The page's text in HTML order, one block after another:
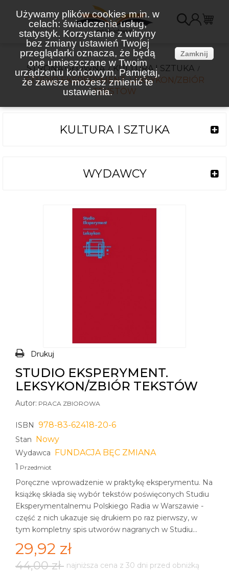
Używamy plików cookies m.in. w
celach: świadczenia usług,
statystyk. Korzystanie z witryny
bez zmiany ustawień Twojej
przeglądarki oznacza, że będą
one umieszczane w Twoim
urządzeniu końcowym. Pamiętaj,
że zawsze możesz zmienić te
ustawienia.
Zamknij
STRONA GŁÓWNA
KULTURA I SZTUKA
STUDIO EKSPERYMENT. LEKSYKON/ZBIÓR
TEKSTÓW
KULTURA I SZTUKA
WYDAWCY
Drukuj
STUDIO EKSPERYMENT.
LEKSYKON/ZBIÓR TEKSTÓW
Autor: PRACA ZBIOROWA
ISBN 978-83-62418-20-6
Stan Nowy
Wydawca FUNDACJA BĘC ZMIANA
1 Przedmiot
Poręczne wprowadzenie w praktykę eksperymentu. Na
książkę składa się wybór tekstów poświęconych Studiu
Eksperymentalnemu Polskiego Radia w Warszawie -
część z nich ukazuje się drukiem po raz pierwszy, w
tym kompletny spis utworów nagranych w Studiu...
29,92 zł
44,00 zł najniższa cena z 30 dni przed obniżką